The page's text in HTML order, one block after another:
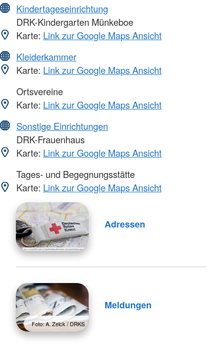
Kindertageseinrichtung
DRK-Kindergarten Münkeboe
Karte: Link zur Google Maps Ansicht
Kleiderkammer
Karte: Link zur Google Maps Ansicht
Ortsvereine
Karte: Link zur Google Maps Ansicht
Sonstige Einrichtungen
DRK-Frauenhaus
Karte: Link zur Google Maps Ansicht
Tages- und Begegnungsstätte
Karte: Link zur Google Maps Ansicht
Adressen
Foto: A. Zelck / DRKS
Meldungen